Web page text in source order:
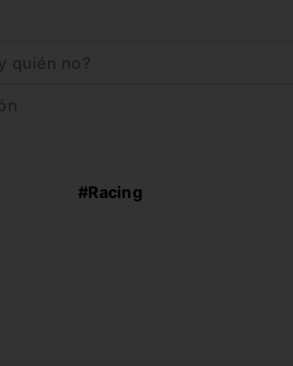
quién no?
#Racing